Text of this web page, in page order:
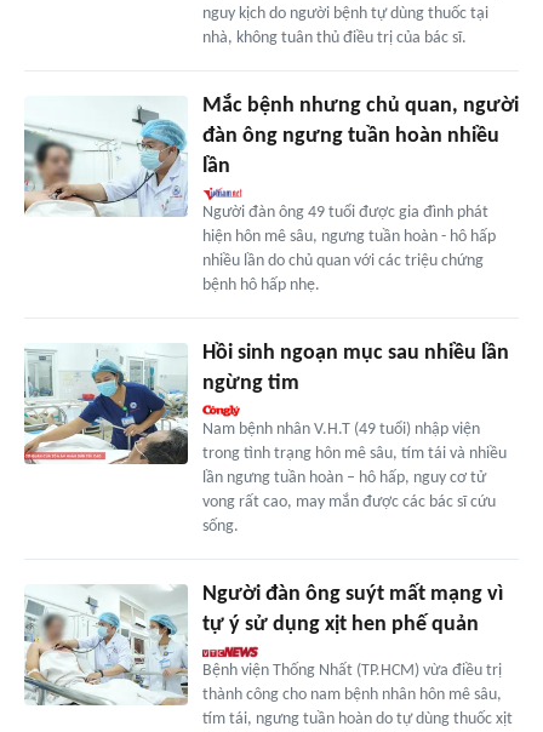
nguy kịch do người bệnh tự dùng thuốc tại
nhà, không tuân thủ điều trị của bác sĩ.
Mắc bệnh nhưng chủ quan, người
đàn ông ngưng tuần hoàn nhiều
lần
Người đàn ông 49 tuổi được gia đình phát
hiện hôn mê sâu, ngưng tuần hoàn - hô hấp
nhiều lần do chủ quan với các triệu chứng
bệnh hô hấp nhẹ.
Hồi sinh ngoạn mục sau nhiều lần
ngừng tim
Nam bệnh nhân V.H.T (49 tuổi) nhập viện
trong tình trạng hôn mê sâu, tím tái và nhiều
lần ngưng tuần hoàn – hô hấp, nguy cơ tử
vong rất cao, may mắn được các bác sĩ cứu
sống.
Người đàn ông suýt mất mạng vì
tự ý sử dụng xịt hen phế quản
Bệnh viện Thống Nhất (TP.HCM) vừa điều trị
thành công cho nam bệnh nhân hôn mê sâu,
tím tái, ngưng tuần hoàn do tự dùng thuốc xịt